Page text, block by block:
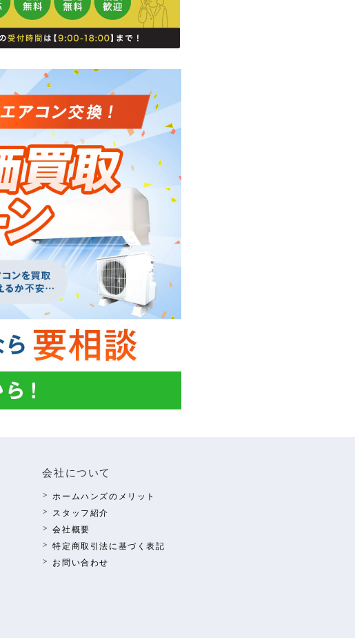
会社について
ホームハンズのメリット
スタッフ紹介
会社概要
特定商取引法に基づく表記
お問い合わせ